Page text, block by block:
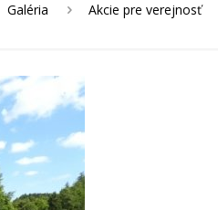
Galéria Akcie pre verejnosť